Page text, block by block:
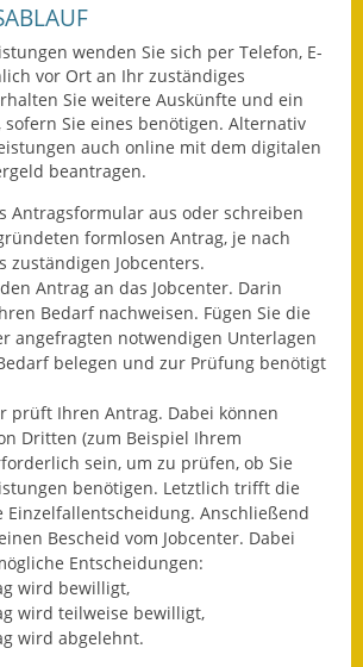
Gemeinderat
Sitzungsberichte 2015
Sitzungsberichte 2017
Sitzungsberichte 2018
Sitzungsberichte 2019
Gemeindeverwaltung
Haushalt & Finanzen
Eröffnungsbilanz
Getrennte
Abwassergebühr
wenden Sie sich per Telefon, E-
vor Ort an Ihr zuständiges
Sie weitere Auskünfte und ein
Sie eines benötigen. Alternativ
auch online mit dem digitalen
beantragen.
Antragsformular aus oder schreiben
formlosen Antrag, je nach
zuständigen Jobcenters.
Antrag an das Jobcenter. Darin
Bedarf nachweisen. Fügen Sie die
angefragten notwendigen Unterlagen
belegen und zur Prüfung benötigt
prüft Ihren Antrag. Dabei können
Dritten (zum Beispiel Ihrem
sein, um zu prüfen, ob Sie
benötigen. Letztlich trifft die
Einzelfallentscheidung. Anschließend
Bescheid vom Jobcenter. Dabei
Entscheidungen:
wird bewilligt,
wird teilweise bewilligt,
wird abgelehnt.